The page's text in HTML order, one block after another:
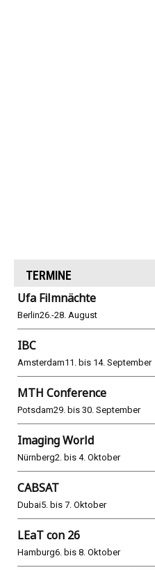
TERMINE
Ufa Filmnächte
Berlin26.-28. August
IBC
Amsterdam11. bis 14. September
MTH Conference
Potsdam29. bis 30. September
Imaging World
Nürnberg2. bis 4. Oktober
CABSAT
Dubai5. bis 7. Oktober
LEaT con 26
Hamburg6. bis 8. Oktober